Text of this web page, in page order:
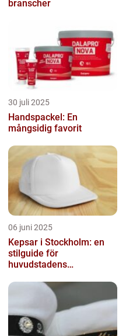
branscher
30 juli 2025
Handspackel: En
mångsidig favorit
06 juni 2025
Kepsar i Stockholm: en
stilguide för
huvudstadens